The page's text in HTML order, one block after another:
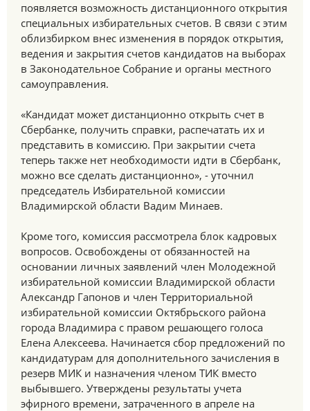
появляется возможность дистанционного открытия
специальных избирательных счетов. В связи с этим
облизбирком внес изменения в порядок открытия,
ведения и закрытия счетов кандидатов на выборах
в Законодательное Собрание и органы местного
самоуправления.
«Кандидат может дистанционно открыть счет в
Сбербанке, получить справки, распечатать их и
представить в комиссию. При закрытии счета
теперь также нет необходимости идти в Сбербанк,
можно все сделать дистанционно», - уточнил
председатель Избирательной комиссии
Владимирской области Вадим Минаев.
Кроме того, комиссия рассмотрела блок кадровых
вопросов. Освобождены от обязанностей на
основании личных заявлений член Молодежной
избирательной комиссии Владимирской области
Александр Гапонов и член Территориальной
избирательной комиссии Октябрьского района
города Владимира с правом решающего голоса
Елена Алексеева. Начинается сбор предложений по
кандидатурам для дополнительного зачисления в
резерв МИК и назначения членом ТИК вместо
выбывшего. Утверждены результаты учета
эфирного времени, затраченного в апреле на